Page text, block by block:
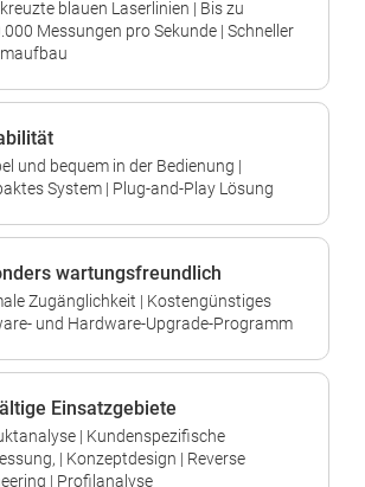
blauen Laserlinien | Bis zu
Messungen pro Sekunde | Schneller
und bequem in der Bedienung |
System | Plug-and-Play Lösung
wartungsfreundlich
Zugänglichkeit | Kostengünstiges
und Hardware-Upgrade-Programm
Einsatzgebiete
| Kundenspezifische
| Konzeptdesign | Reverse
| Profilanalyse